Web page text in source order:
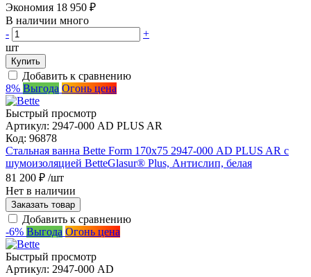
Экономия 18 950 ₽
В наличии много
-
+
шт
Купить
Добавить к сравнению
8% Выгода Огонь цена
Быстрый просмотр
Артикул: 2947-000 AD PLUS AR
Код: 96878
Стальная ванна Bette Form 170х75 2947-000 AD PLUS AR с
шумоизоляцией BetteGlasur® Plus, Антислип, белая
81 200 ₽ /шт
Нет в наличии
Заказать товар
Добавить к сравнению
-6% Выгода Огонь цена
Быстрый просмотр
Артикул: 2947-000 AD